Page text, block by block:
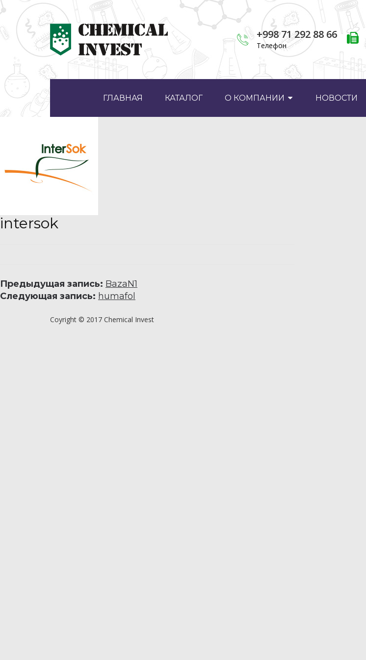
+998 71 292 88 66
Телефон
ГЛАВНАЯ КАТАЛОГ О КОМПАНИИ НОВОСТИ
intersok
Предыдущая запись: BazaN1
Следующая запись: humafol
Coyright © 2017 Chemical Invest